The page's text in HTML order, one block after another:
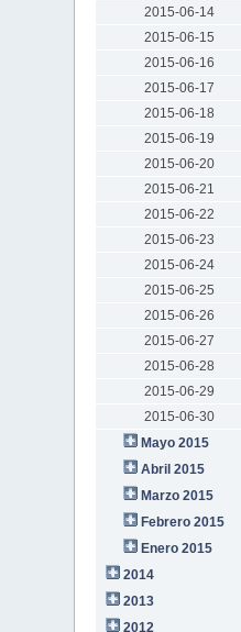
2015-06-14
2015-06-15
2015-06-16
2015-06-17
2015-06-18
2015-06-19
2015-06-20
2015-06-21
2015-06-22
2015-06-23
2015-06-24
2015-06-25
2015-06-26
2015-06-27
2015-06-28
2015-06-29
2015-06-30
Mayo 2015
Abril 2015
Marzo 2015
Febrero 2015
Enero 2015
2014
2013
2012